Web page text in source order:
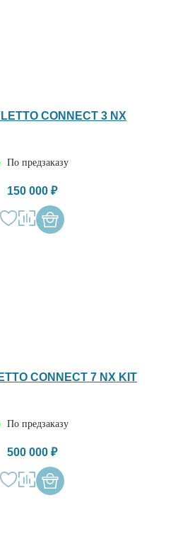
CONNECT 3 NX
По предзаказу
150 000 ₽
CONNECT 7 NX KIT
По предзаказу
500 000 ₽